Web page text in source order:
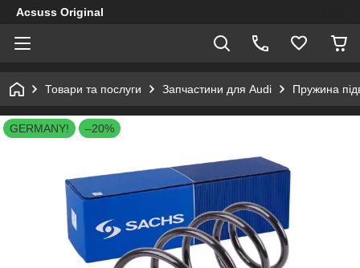
Acsuss Original
Товари та послуги Запчастини для Audi Пружина
GERMANY! –20%